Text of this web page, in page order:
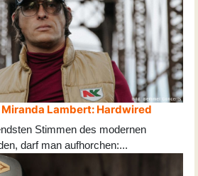
Miranda Lambert: Hardwired
Stimmen des modernen
darf man aufhorchen:...